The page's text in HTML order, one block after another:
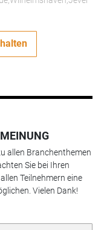
allen Branchenthemen
Sie bei Ihren
Teilnehmern eine
Vielen Dank!